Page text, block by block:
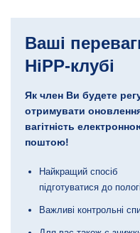
Ваші
HiPP-клубі
Як член Ви будете
отримувати
вагітність
поштою!
Найкращий спосіб
підготуватися до
Важливі контрольні